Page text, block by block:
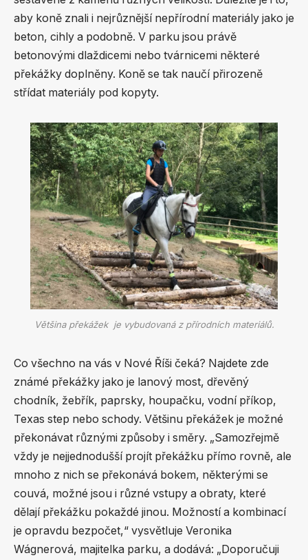
aby koně znali i nejrůznější nepřírodní materiály jako je
beton, cihly a podobně. V parku jsou právě
betonovými dlaždicemi nebo tvárnicemi některé
překážky doplněny. Koně se tak naučí přirozeně
střídat materiály pod kopyty.
Většina překážek je vybudovaná z přírodních materiálů.
Co všechno na vás v Nové Říši čeká? Najdete zde
známé překážky jako je lanový most, dřevěný
chodník, žebřík, paprsky, houpačku, vodní příkop,
Texas step nebo schody. Většinu překážek je možné
překonávat různými způsoby i směry. „Samozřejmě
vždy je nejjednodušší projít překážku přímo rovně, ale
mnoho z nich se překonává bokem, některými se
couvá, možné jsou i různé vstupy a obraty, které
dělají překážku pokaždé jinou. Možností a kombinací
je opravdu bezpočet,“ vysvětluje Veronika
Wágnerová, majitelka parku, a dodává: „Doporučuji